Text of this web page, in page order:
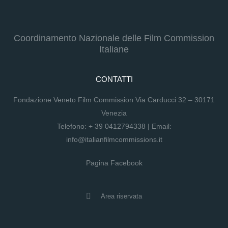
Coordinamento Nazionale delle Film Commission
Italiane
CONTATTI
Fondazione Veneto Film Commission Via Carducci 32 – 30171
Venezia
Telefono: + 39 0412794338 | Email:
info@italianfilmcommissions.it
Pagina Facebook
Area riservata